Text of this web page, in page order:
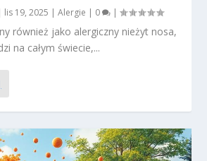
lis 19, 2025 |Alergie | 0 |
również jako alergiczny nieżyt nosa,
na całym świecie,...